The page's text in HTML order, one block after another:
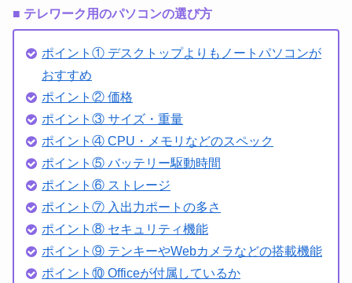
■ テレワーク用のパソコンの選び方
ポイント① デスクトップよりもノートパソコンが
おすすめ
ポイント② 価格
ポイント③ サイズ・重量
ポイント④ CPU・メモリなどのスペック
ポイント⑤ バッテリー駆動時間
ポイント⑥ ストレージ
ポイント⑦ 入出力ポートの多さ
ポイント⑧ セキュリティ機能
ポイント⑨ テンキーやWebカメラなどの搭載機能
ポイント⑩ Officeが付属しているか